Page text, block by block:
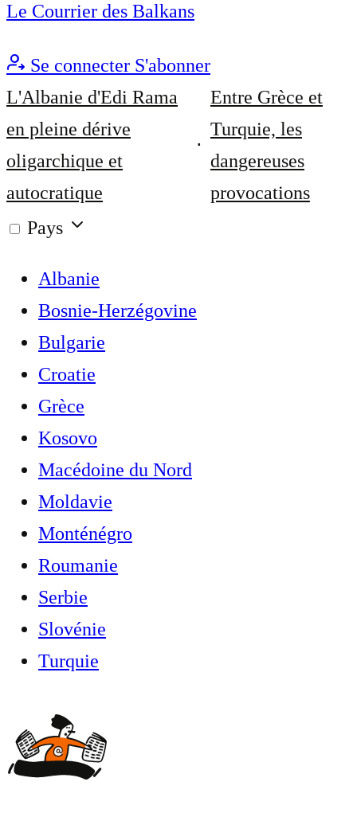
Le Courrier des Balkans
Se connecter S'abonner
L'Albanie d'Edi Rama
en pleine dérive
oligarchique et
autocratique
Entre Grèce et
Turquie, les
dangereuses
provocations
Pays
Albanie
Bosnie-Herzégovine
Bulgarie
Croatie
Grèce
Kosovo
Macédoine du Nord
Moldavie
Monténégro
Roumanie
Serbie
Slovénie
Turquie